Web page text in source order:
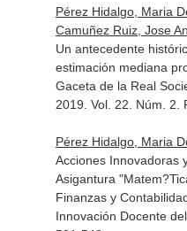
Pérez Hidalgo, Maria
Camuñez Ruiz, Jose
Un antecedente
estimación mediana
Gaceta de la Real
2019. Vol. 22. Núm. 2.
Pérez Hidalgo, Maria
Acciones Innovadoras
Asigantura
Finanzas y
Innovación Docente